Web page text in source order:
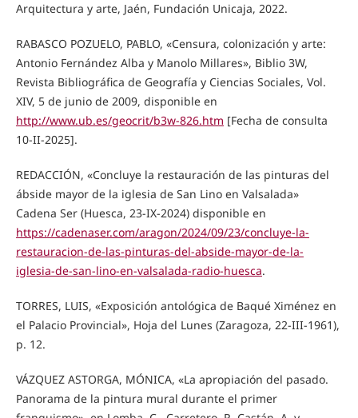
Arquitectura y arte, Jaén, Fundación Unicaja, 2022.
RABASCO POZUELO, PABLO, «Censura, colonización y arte:
Antonio Fernández Alba y Manolo Millares», Biblio 3W,
Revista Bibliográfica de Geografía y Ciencias Sociales, Vol.
XIV, 5 de junio de 2009, disponible en
http://www.ub.es/geocrit/b3w-826.htm [Fecha de consulta
10-II-2025].
REDACCIÓN, «Concluye la restauración de las pinturas del
ábside mayor de la iglesia de San Lino en Valsalada»
Cadena Ser (Huesca, 23-IX-2024) disponible en
https://cadenaser.com/aragon/2024/09/23/concluye-la-
restauracion-de-las-pinturas-del-abside-mayor-de-la-
iglesia-de-san-lino-en-valsalada-radio-huesca.
TORRES, LUIS, «Exposición antológica de Baqué Ximénez en
el Palacio Provincial», Hoja del Lunes (Zaragoza, 22-III-1961),
p. 12.
VÁZQUEZ ASTORGA, MÓNICA, «La apropiación del pasado.
Panorama de la pintura mural durante el primer